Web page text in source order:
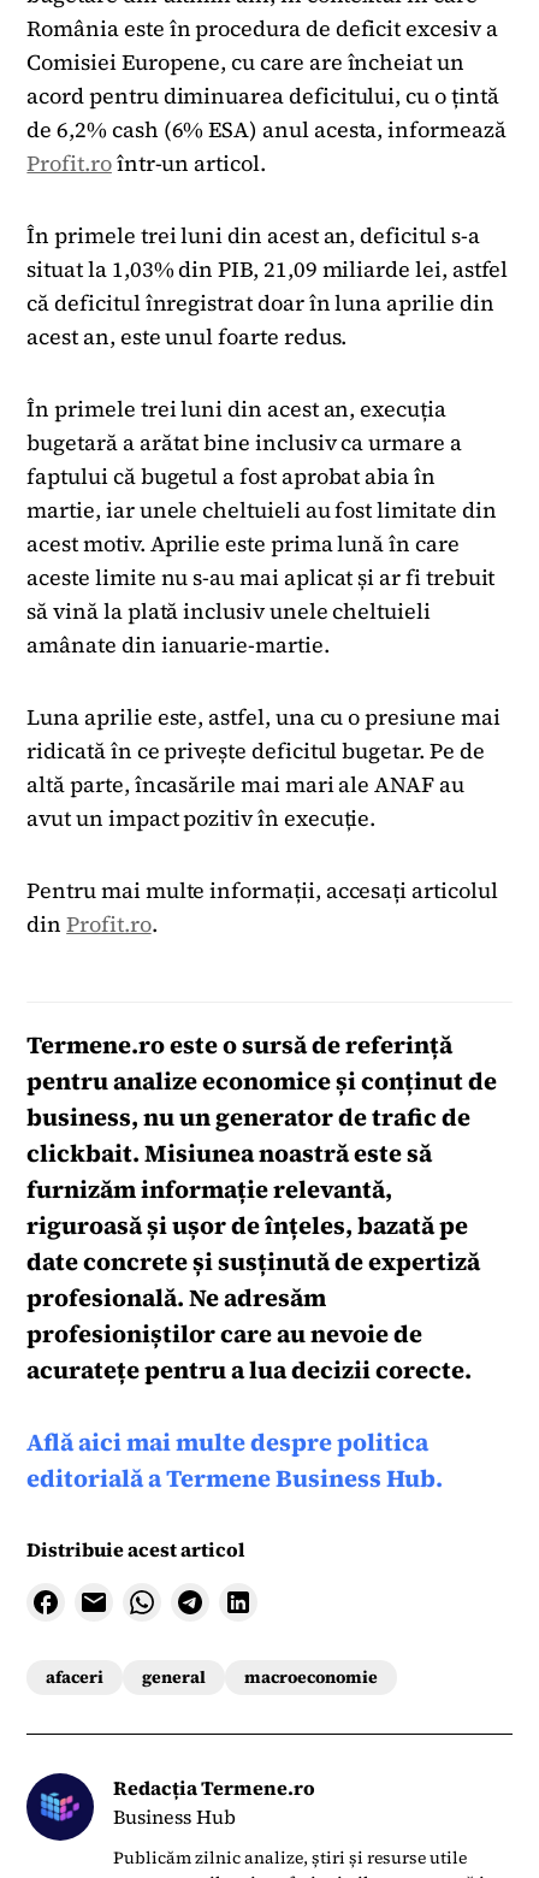
România este în procedura de deficit excesiv a
Comisiei Europene, cu care are încheiat un
acord pentru diminuarea deficitului, cu o țintă
de 6,2% cash (6% ESA) anul acesta, informează
Profit.roîntr-un articol.
În primele trei luni din acest an, deficitul s-a
situat la 1,03% din PIB, 21,09 miliarde lei, astfel
că deficitul înregistrat doar în luna aprilie din
acest an, este unul foarte redus.
În primele trei luni din acest an, execuția
bugetară a arătat bine inclusiv ca urmare a
faptului că bugetul a fost aprobat abia în
martie, iar unele cheltuieli au fost limitate din
acest motiv. Aprilie este prima lună în care
aceste limite nu s-au mai aplicat și ar fi trebuit
să vină la plată inclusiv unele cheltuieli
amânate din ianuarie-martie.
Luna aprilie este, astfel, una cu o presiune mai
ridicată în ce privește deficitul bugetar. Pe de
altă parte, încasările mai mari ale ANAF au
avut un impact pozitiv în execuție.
Pentru mai multe informații, accesați articolul
dinProfit.ro.
Termene.roeste o sursă de referință
pentru analize economice și conținut de
business, nu un generator de trafic de
clickbait. Misiunea noastră este să
furnizăm informație relevantă,
riguroasă și ușor de înțeles, bazată pe
date concrete și susținută de expertiză
profesională. Ne adresăm
profesioniștilor care au nevoie de
acuratețe pentru a lua decizii corecte.
Află aici mai multe despre politica
editorială a Termene Business Hub.
Distribuie acest articol
afaceri general macroeconomie
Redacția Termene.ro
Business Hub
Publicăm zilnic analize, știri și resurse utile